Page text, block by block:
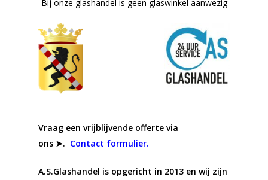
Bij onze glashandel is geen glaswinkel aanwezig
Vraag een vrijblijvende offerte via
ons ➤. Contact formulier.
A.S.Glashandel is opgericht in 2013 en wij zijn